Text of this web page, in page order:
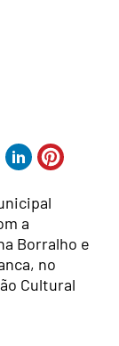
a
Borralho e
no
Cultural